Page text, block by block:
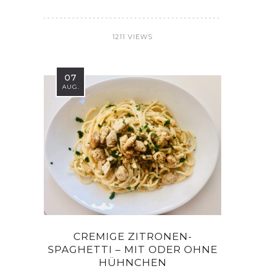
1211 VIEWS
07
AUG.
CREMIGE ZITRONEN-
SPAGHETTI – MIT ODER OHNE
HÜHNCHEN